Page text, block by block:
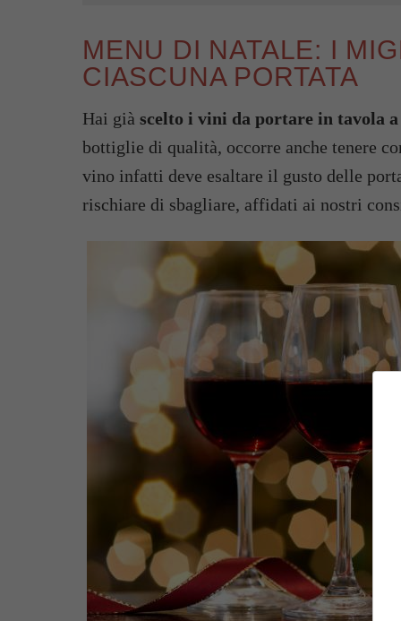
MENU DI NATALE: I
CIASCUNA PORTATA
Hai già scelto i vini da portare in tavola
bottiglie di qualità, occorre anche tenere
vino infatti deve esaltare il gusto delle
rischiare di sbagliare, affidati ai nostri